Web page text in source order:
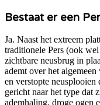
Bestaat er een
Ja. Naast het extreem
traditionele Pers (ook
zichtbare neusbrug in
ademt over het
en verstopte
gericht naar het type dat
ademhaling, droge ogen